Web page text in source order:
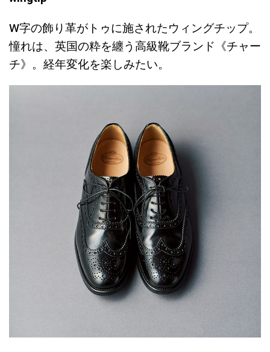
W字の飾り革がトゥに施されたウィングチップ。
憧れは、英国の粋を纏う高級靴ブランド《チャー
チ》。経年変化を楽しみたい。